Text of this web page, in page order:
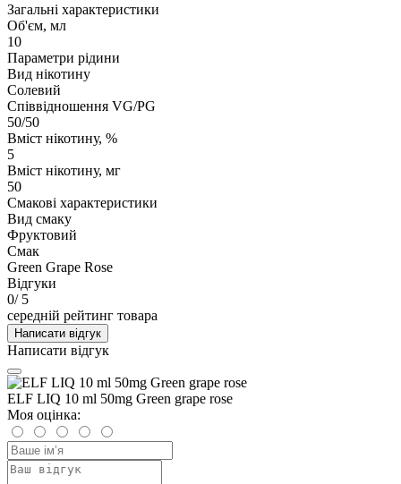
Загальні характеристики
Об'єм, мл
10
Параметри рідини
Вид нікотину
Солевий
Співвідношення VG/PG
50/50
Вміст нікотину, %
5
Вміст нікотину, мг
50
Смакові характеристики
Вид смаку
Фруктовий
Смак
Green Grape Rose
Відгуки
0/ 5
середній рейтинг товара
Написати відгук
Написати відгук
ELF LIQ 10 ml 50mg Green grape rose
Моя оцінка: